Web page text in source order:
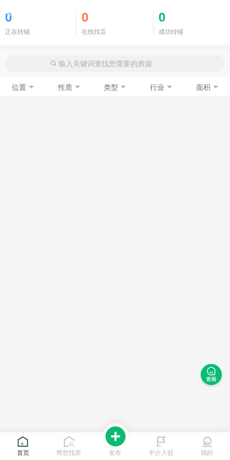
0
正在转铺
0
在线找店
0
成功转铺
位置 性质 类型 行业 面积
首页 帮您找房 发布 中介入驻 我的